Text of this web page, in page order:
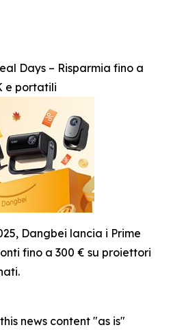
Days – Risparmia fino a
e portatili
Dangbei lancia i Prime
fino a 300 € su proiettori
news content "as is"